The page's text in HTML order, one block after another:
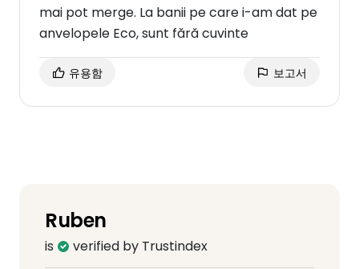
mai pot merge. La banii pe care i-am dat pe
anvelopele Eco, sunt fără cuvinte
유용함 보고서
Ruben
is verified by Trustindex